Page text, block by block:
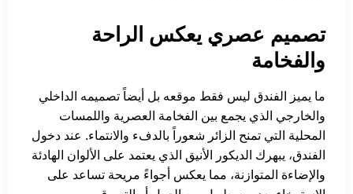
تصميم عصري يعكس الراحة
والفخامة
ما يميز الفندق ليس فقط موقعه بل أيضاً تصميمه الداخلي
والخارجي الذي يجمع بين الفخامة العصرية واللمسات
المحلية التي تمنح الزائر شعوراً بالدفء والانتماء. عند دخول
الفندق، يبهرك الديكور الأنيق الذي يعتمد على الألوان الهادئة
والإضاءة المتوازنة، مما يعكس أجواءً مريحة تساعد على